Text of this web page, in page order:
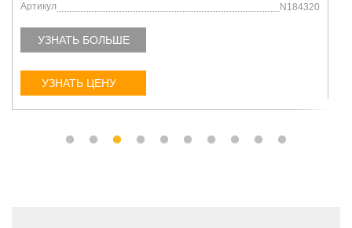
Артикул N184320
УЗНАТЬ БОЛЬШЕ
УЗНАТЬ ЦЕНУ